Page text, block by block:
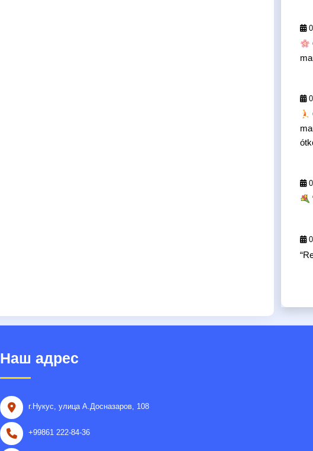
Наш адрес
г.Нукус, улица A.Досназаров, 108
+99861 222-84-36